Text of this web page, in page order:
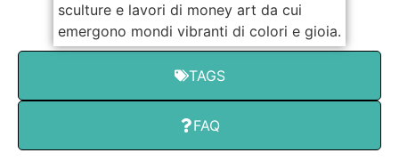
TAGS
FAQ
sculture e lavori di money art da cui
emergono mondi vibranti di colori e gioia.